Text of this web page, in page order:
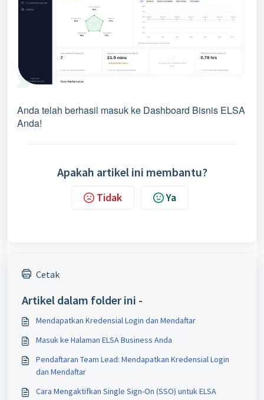
Anda telah berhasil masuk ke Dashboard Bisnis ELSA
Anda!
Apakah artikel ini membantu?
Tidak Ya
Cetak
Artikel dalam folder ini -
Mendapatkan Kredensial Login dan Mendaftar
Masuk ke Halaman ELSA Business Anda
Pendaftaran Team Lead: Mendapatkan Kredensial Login
dan Mendaftar
Cara Mengaktifkan Single Sign-On (SSO) untuk ELSA